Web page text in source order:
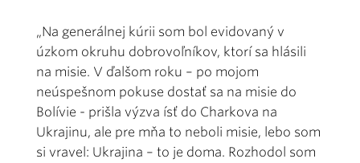
„Na generálnej kúrii som bol evidovaný v
úzkom okruhu dobrovoľníkov, ktorí sa hlásili
na misie. V ďalšom roku – po mojom
neúspešnom pokuse dostať sa na misie do
Bolívie - prišla výzva ísť do Charkova na
Ukrajinu, ale pre mňa to neboli misie, lebo som
si vravel: Ukrajina – to je doma. Rozhodol som